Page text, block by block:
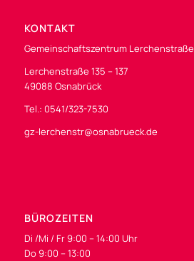
KONTAKT
Gemeinschaftszentrum Lerchenstraße
Lerchenstraße 135 – 137
49088 Osnabrück
Tel.: 0541/323-7530
gz-lerchenstr@osnabrueck.de
BÜROZEITEN
Di /Mi / Fr 9:00 – 14:00 Uhr
Do 9:00 – 13:00